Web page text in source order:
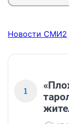
Новости СМИ2
1